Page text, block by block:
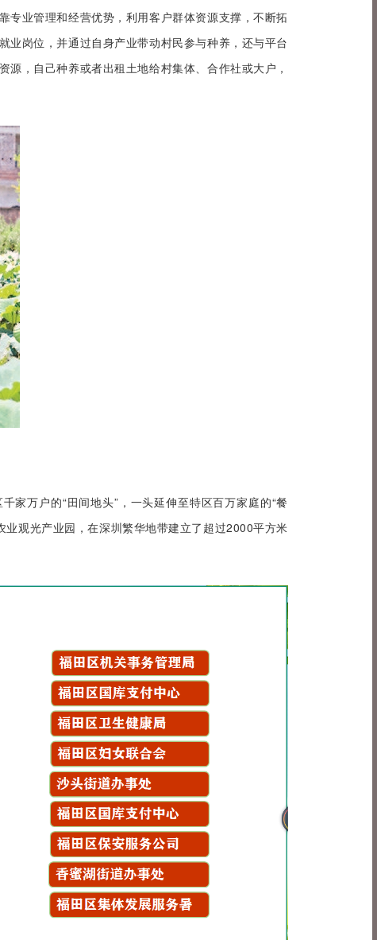
专业管理和经营优势，利用客户群体资源支撑，不断拓
业岗位，并通过自身产业带动村民参与种养，还与平台
，自己种养或者出租土地给村集体、合作社或大户，
家万户的“田间地头”，一头延伸至特区百万家庭的“餐
观光产业园，在深圳繁华地带建立了超过2000平方米